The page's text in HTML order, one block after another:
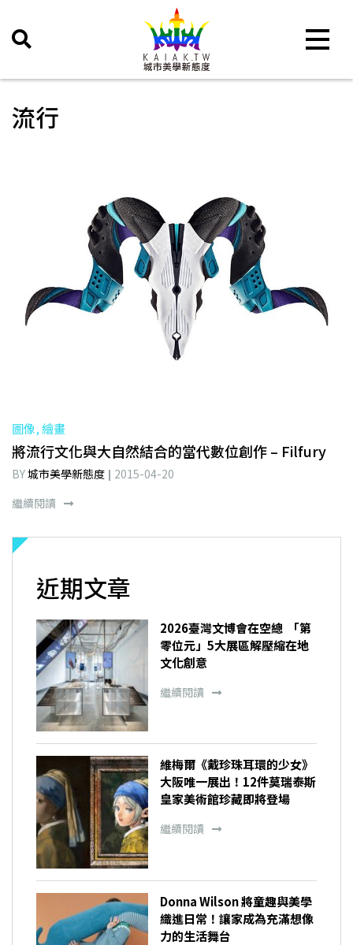
Toggle
流行
圖像, 繪畫
將流行文化與大自然結合的當代數位創作 – Filfury
BY城市美學新態度
2015-04-20
繼續閱讀
近期文章
2026臺灣文博會在空總 「第
零位元」5大展區解壓縮在地
文化創意
繼續閱讀
維梅爾《戴珍珠耳環的少女》
大阪唯一展出！12件莫瑞泰斯
皇家美術館珍藏即將登場
繼續閱讀
Donna Wilson 將童趣與美學
織進日常！讓家成為充滿想像
力的生活舞台